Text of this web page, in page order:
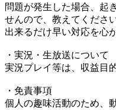
問題が発生した場合、起
せんので、教えてください
出来るだけ早い対応を心
・実況・生放送について
実況プレイ等は、収益目
・免責事項
個人の趣味活動のため、